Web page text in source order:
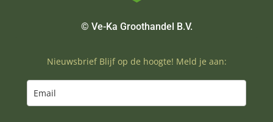
© Ve-Ka Groothandel B.V.
Nieuwsbrief Blijf op de hoogte! Meld je aan: